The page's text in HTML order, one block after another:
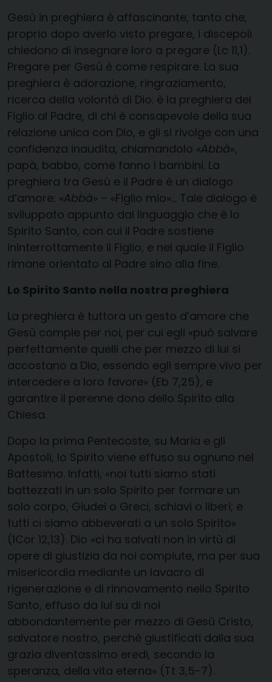
Gesù in preghiera è affascinante, tanto che,
proprio dopo averlo visto pregare, i discepoli
chiedono di insegnare loro a pregare (Lc 11,1).
Pregare per Gesù è come respirare. La sua
preghiera è adorazione, ringraziamento,
ricerca della volontà di Dio. è la preghiera del
Figlio al Padre, di chi è consapevole della sua
relazione unica con Dio, e gli si rivolge con una
confidenza inaudita, chiamandolo «Abbà»,
papà, babbo, come fanno i bambini. La
preghiera tra Gesù e il Padre è un dialogo
d’amore: «Abbà» – «Figlio mio»… Tale dialogo è
sviluppato appunto dal linguaggio che è lo
Spirito Santo, con cui il Padre sostiene
ininterrottamente il Figlio, e nel quale il Figlio
rimane orientato al Padre sino alla fine.
Lo Spirito Santo nella nostra preghiera
La preghiera è tuttora un gesto d’amore che
Gesù compie per noi, per cui egli «può salvare
perfettamente quelli che per mezzo di lui si
accostano a Dio, essendo egli sempre vivo per
intercedere a loro favore» (Eb 7,25), e
garantire il perenne dono dello Spirito alla
Chiesa.
Dopo la prima Pentecoste, su Maria e gli
Apostoli, lo Spirito viene effuso su ognuno nel
Battesimo. Infatti, «noi tutti siamo stati
battezzati in un solo Spirito per formare un
solo corpo, Giudei o Greci, schiavi o liberi; e
tutti ci siamo abbeverati a un solo Spirito»
(1Cor 12,13). Dio «ci ha salvati non in virtù di
opere di giustizia da noi compiute, ma per sua
misericordia mediante un lavacro di
rigenerazione e di rinnovamento nello Spirito
Santo, effuso da lui su di noi
abbondantemente per mezzo di Gesù Cristo,
salvatore nostro, perché giustificati dalla sua
grazia diventassimo eredi, secondo la
speranza, della vita eterna» (Tt 3,5-7).